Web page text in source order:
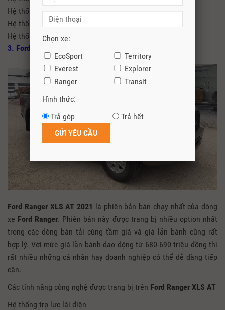
Hệ thống chống bó cứng phanh
Hệ thống phân phối lực phanh điện tử
Hệ thống đèn Full Led cùng dải led định vị ban ngày
3. Ford Ranger XLS AT 2.2L 4×2
Ford Ranger XLS AT 2021 là phiên bản bán chạy nhất của dòng
xe Ford Ranger. Phiên bản này được trang bị nhiều option nhất
trong các dòng bán tải cùng tầm giá và giá lăn bánh cũng rất
hợp lý. Với mức giá lăn bánh dao động từ 680-690 triệu đồng thì
rất nhiều những cá nhân hay doanh nghiệp có thể dễ dàng tiếp
cận.
Các tính năng công nghệ được trang bị trên Ford Ranger XLS AT
Hệ thống trợ lực lái điện
Chọn xe:
EcoSport
Territory
Everest
Explorer
Ranger
Transit
Hình thức:
Trả góp
Trả hết